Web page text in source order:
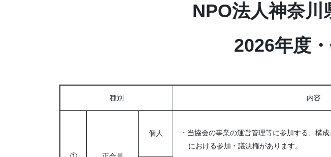
NPO法人神奈
2026年度
種別 内容
個人
・当協会の事業の運営管理等に参加する、構
における参加・議決権があります。